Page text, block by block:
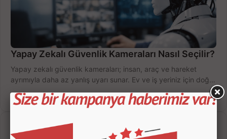
Yapay Zekalı Güvenlik Kameraları Nasıl Seçilir?
Yapay zekalı güvenlik kameraları; insan, araç ve hareket
ayrımıyla daha az yanlış uyarı sunar. Ev ve iş yeriniz için doğru
14 Temmuz 2026